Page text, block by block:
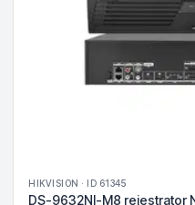
HIKVISION · ID 61345
DS-9632NI-M8 rejestrator